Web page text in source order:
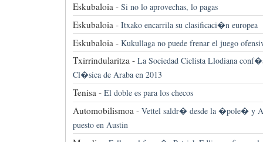
Eskubaloia - Si no lo aprovechas, lo pagas
Eskubaloia - Itxako encarrila su clasificaci�n europea
Eskubaloia - Kukullaga no puede frenar el juego
Txirrindularitza - La Sociedad Ciclista Llodiana
Cl�sica de Araba en 2013
Tenisa - El doble es para los checos
Automobilismoa - Vettel saldr� desde la �pole� y
puesto en Austin